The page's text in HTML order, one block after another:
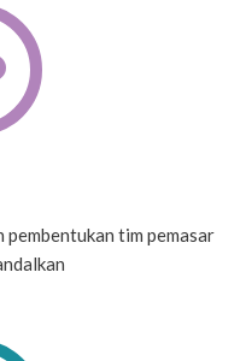
pembentukan tim pemasar